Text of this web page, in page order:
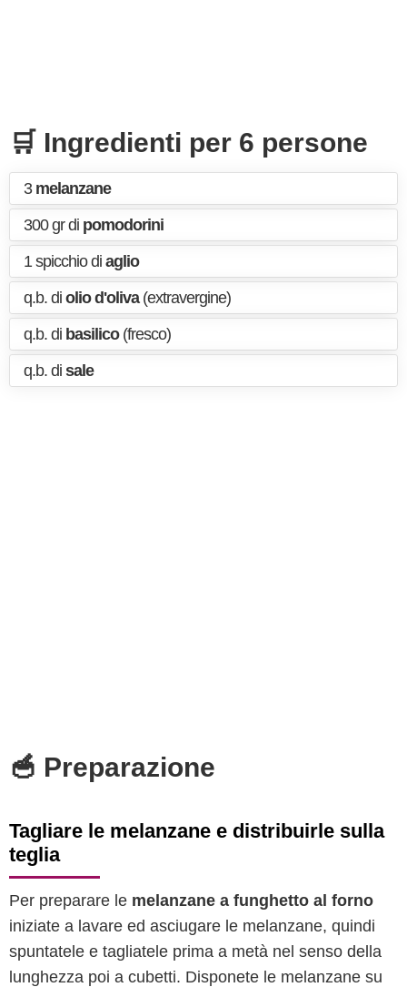
🛒 Ingredienti per 6 persone
3 melanzane
300 gr di pomodorini
1 spicchio di aglio
q.b. di olio d'oliva(extravergine)
q.b. di basilico(fresco)
q.b. di sale
🥣 Preparazione
Tagliare le melanzane e distribuirle sulla
teglia
Per preparare le melanzane a funghetto al forno
iniziate a lavare ed asciugare le melanzane, quindi
spuntatele e tagliatele prima a metà nel senso della
lunghezza poi a cubetti. Disponete le melanzane su